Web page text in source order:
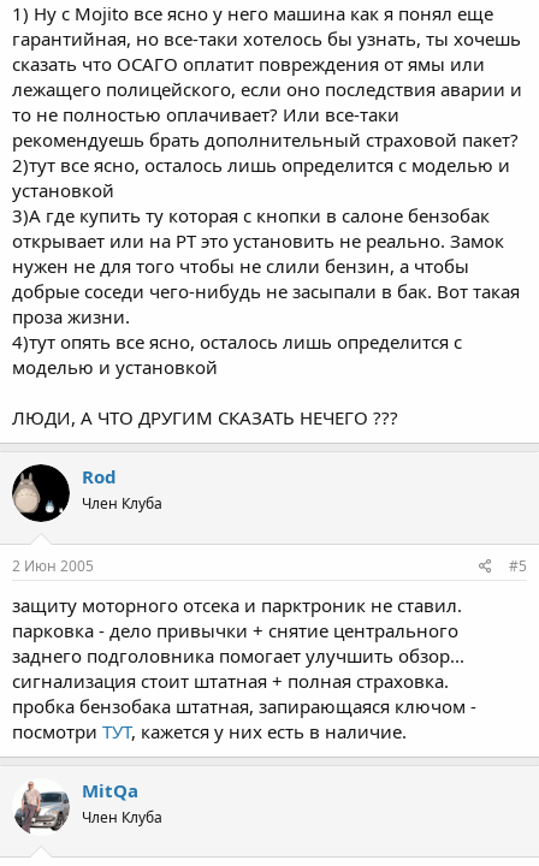
1) Ну с Mojito все ясно у него машина как я понял еще
гарантийная, но все-таки хотелось бы узнать, ты хочешь
сказать что ОСАГО оплатит повреждения от ямы или
лежащего полицейского, если оно последствия аварии и
то не полностью оплачивает? Или все-таки
рекомендуешь брать дополнительный страховой пакет?
2)тут все ясно, осталось лишь определится с моделью и
установкой
3)А где купить ту которая с кнопки в салоне бензобак
открывает или на PT это установить не реально. Замок
нужен не для того чтобы не слили бензин, а чтобы
добрые соседи чего-нибудь не засыпали в бак. Вот такая
проза жизни.
4)тут опять все ясно, осталось лишь определится с
моделью и установкой
ЛЮДИ, А ЧТО ДРУГИМ СКАЗАТЬ НЕЧЕГО ???
Rod
Член Клуба
2 Июн 2005 #5
защиту моторного отсека и парктроник не ставил.
парковка - дело привычки + снятие центрального
заднего подголовника помогает улучшить обзор...
сигнализация стоит штатная + полная страховка.
пробка бензобака штатная, запирающаяся ключом -
посмотри ТУТ, кажется у них есть в наличие.
MitQa
Член Клуба